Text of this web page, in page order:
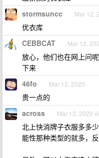
stormsuncc Mar 12,
优衣库
CEBBCAT Mar 12,
放心，他们也在网上问
下来
46fo Mar 12, 2020
贵一点的
across Mar 12, 2020
北上快消牌子衣服多多
能性那种类型的就多，